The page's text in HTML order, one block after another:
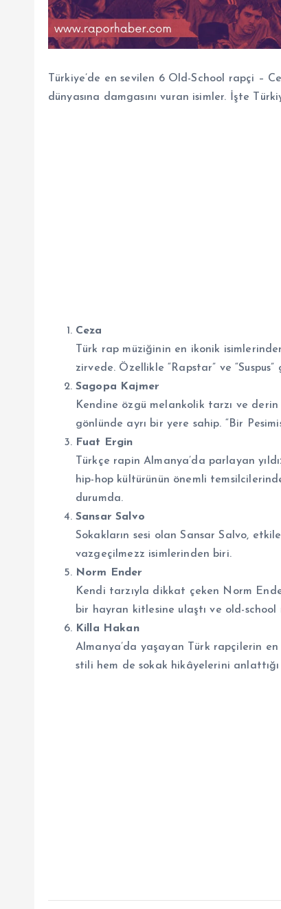
Türkiye’de en sevilen 6 Old-School rapçi –
dünyasına damgasını vuran isimler. İşte
Ceza
Türk rap müziğinin en ikonik
zirvede. Özellikle “Rapstar” ve
Sagopa Kajmer
Kendine özgü melankolik tarzı ve
gönlünde ayrı bir yere sahip. “Bir
Fuat Ergin
Türkçe rapin Almanya’da parlayan
hip-hop kültürünün önemli
durumda.
Sansar Salvo
Sokakların sesi olan Sansar Salvo,
vazgeçilmezz isimlerinden biri.
Norm Ender
Kendi tarzıyla dikkat çeken Norm
bir hayran kitlesine ulaştı ve old-
Killa Hakan
Almanya’da yaşayan Türk rapçilerin
stili hem de sokak hikâyelerini